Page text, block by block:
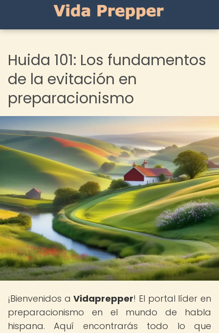
Huida 101: Los fundamentos
de la evitación en
preparacionismo
¡Bienvenidos aVidaprepper! El portal líder en
preparacionismo en el mundo de habla
hispana. Aquí encontrarás todo lo que